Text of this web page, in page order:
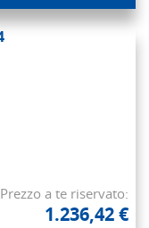
Prezzo a te riservato:
1.236,42 €